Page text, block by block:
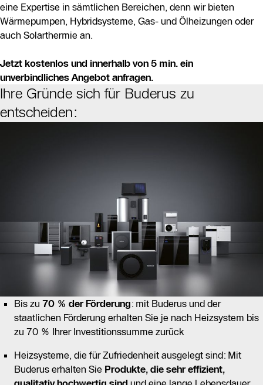
eine Expertise in sämtlichen Bereichen, denn wir bieten
Wärmepumpen, Hybridsysteme, Gas- und Ölheizungen oder
auch Solarthermie an.
Jetzt kostenlos und innerhalb von 5 min. ein
unverbindliches Angebot anfragen.
Ihre Gründe sich für Buderus zu
entscheiden:
Bis zu 70 % der Förderung: mit Buderus und der
staatlichen Förderung erhalten Sie je nach Heizsystem bis
zu 70 % Ihrer Investitionssumme zurück
Heizsysteme, die für Zufriedenheit ausgelegt sind: Mit
Buderus erhalten Sie Produkte, die sehr effizient,